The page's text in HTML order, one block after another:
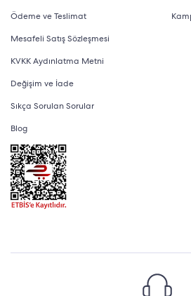
Ödeme ve Teslimat
Mesafeli Satış Sözleşmesi
KVKK Aydınlatma Metni
Değişim ve İade
Sıkça Sorulan Sorular
Blog